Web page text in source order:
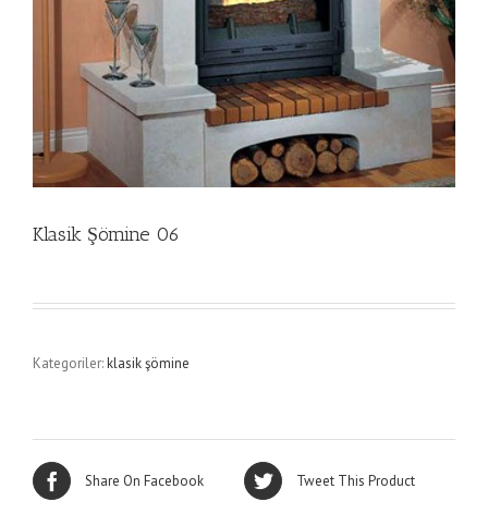
Klasik Şömine 06
Kategoriler:klasik şömine
Share On Facebook Tweet This Product